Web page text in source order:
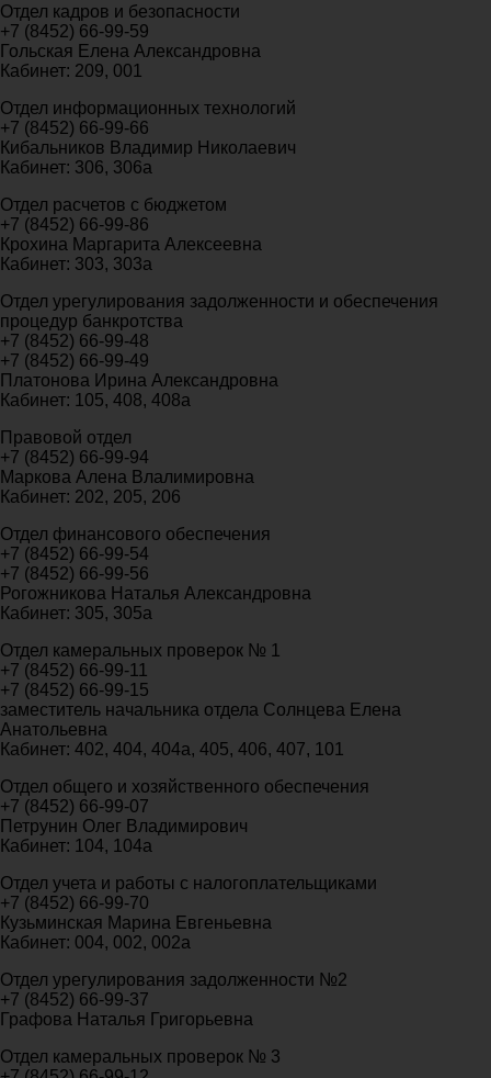
Отдел кадров и безопасности
+7 (8452) 66-99-59
Гольская Елена Александровна
Кабинет: 209, 001
Отдел информационных технологий
+7 (8452) 66-99-66
Кибальников Владимир Николаевич
Кабинет: 306, 306а
Отдел расчетов с бюджетом
+7 (8452) 66-99-86
Крохина Маргарита Алексеевна
Кабинет: 303, 303а
Отдел урегулирования задолженности и обеспечения
процедур банкротства
+7 (8452) 66-99-48
+7 (8452) 66-99-49
Платонова Ирина Александровна
Кабинет: 105, 408, 408а
Правовой отдел
+7 (8452) 66-99-94
Маркова Алена Влалимировна
Кабинет: 202, 205, 206
Отдел финансового обеспечения
+7 (8452) 66-99-54
+7 (8452) 66-99-56
Рогожникова Наталья Александровна
Кабинет: 305, 305а
Отдел камеральных проверок № 1
+7 (8452) 66-99-11
+7 (8452) 66-99-15
заместитель начальника отдела Солнцева Елена
Анатольевна
Кабинет: 402, 404, 404а, 405, 406, 407, 101
Отдел общего и хозяйственного обеспечения
+7 (8452) 66-99-07
Петрунин Олег Владимирович
Кабинет: 104, 104а
Отдел учета и работы с налогоплательщиками
+7 (8452) 66-99-70
Кузьминская Марина Евгеньевна
Кабинет: 004, 002, 002а
Отдел урегулирования задолженности №2
+7 (8452) 66-99-37
Графова Наталья Григорьевна
Отдел камеральных проверок № 3